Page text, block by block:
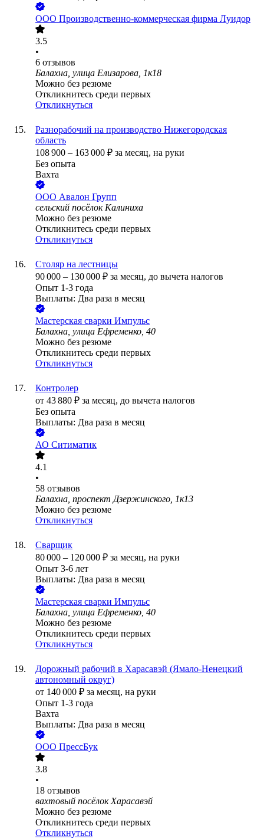
ООО Производственно-коммерческая фирма Луидор
3.5
•
6 отзывов
Балахна, улица Елизарова, 1к18
Можно без резюме
Откликнитесь среди первых
Откликнуться
Разнорабочий на производство Нижегородская
область
108 900 – 163 000 ₽ за месяц, на руки
Без опыта
Вахта
ООО Авалон Групп
сельский посёлок Калиниха
Можно без резюме
Откликнитесь среди первых
Откликнуться
Столяр на лестницы
90 000 – 130 000 ₽ за месяц, до вычета налогов
Опыт 1-3 года
Выплаты: Два раза в месяц
Мастерская сварки Импульс
Балахна, улица Ефременко, 40
Можно без резюме
Откликнитесь среди первых
Откликнуться
Контролер
от 43 880 ₽ за месяц, до вычета налогов
Без опыта
Выплаты: Два раза в месяц
АО Ситиматик
4.1
•
58 отзывов
Балахна, проспект Дзержинского, 1к13
Можно без резюме
Откликнуться
Сварщик
80 000 – 120 000 ₽ за месяц, на руки
Опыт 3-6 лет
Выплаты: Два раза в месяц
Мастерская сварки Импульс
Балахна, улица Ефременко, 40
Можно без резюме
Откликнитесь среди первых
Откликнуться
Дорожный рабочий в Харасавэй (Ямало-Ненецкий
автономный округ)
от 140 000 ₽ за месяц, на руки
Опыт 1-3 года
Вахта
Выплаты: Два раза в месяц
ООО ПрессБук
3.8
•
18 отзывов
вахтовый посёлок Харасавэй
Можно без резюме
Откликнитесь среди первых
Откликнуться